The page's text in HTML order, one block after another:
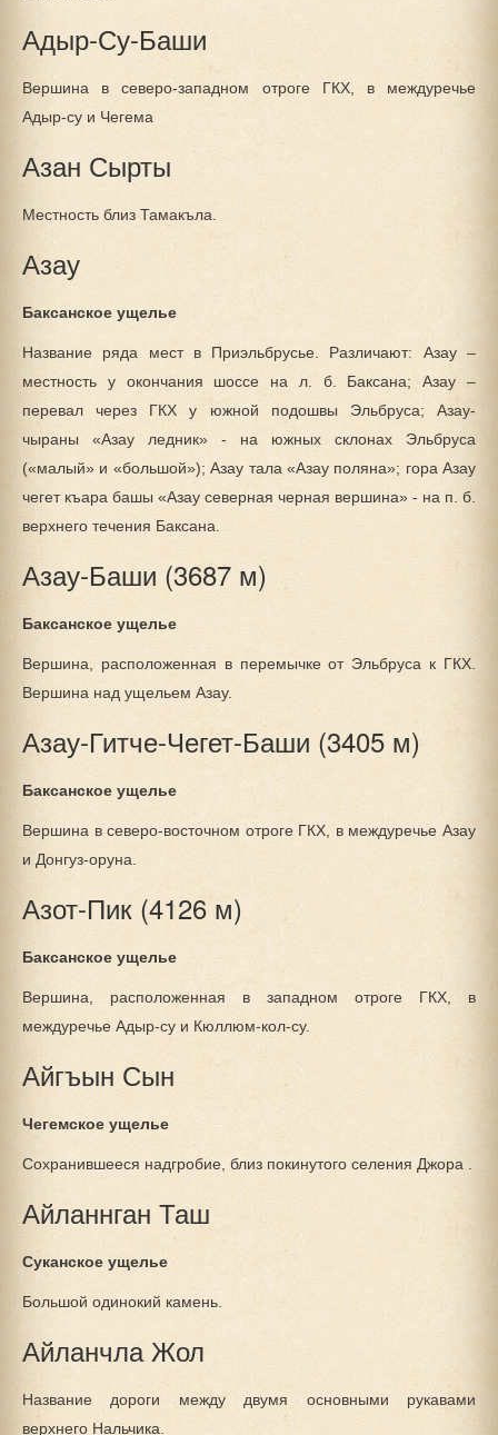
Адыр-Су-Баши
Вершина в северо-западном отроге ГКХ, в междуречье
Адыр-су и Чегема
Азан Сырты
Местность близ Тамакъла.
Азау
Баксанское ущелье
Название ряда мест в Приэльбрусье. Различают: Азау –
местность у окончания шоссе на л. б. Баксана; Азау –
перевал через ГКХ у южной подошвы Эльбруса; Азау-
чыраны «Азау ледник» - на южных склонах Эльбруса
(«малый» и «большой»); Азау тала «Азау поляна»; гора Азау
чегет къара башы «Азау северная черная вершина» - на п. б.
верхнего течения Баксана.
Азау-Баши (3687 м)
Баксанское ущелье
Вершина, расположенная в перемычке от Эльбруса к ГКХ.
Вершина над ущельем Азау.
Азау-Гитче-Чегет-Баши (3405 м)
Баксанское ущелье
Вершина в северо-восточном отроге ГКХ, в междуречье Азау
и Донгуз-оруна.
Азот-Пик (4126 м)
Баксанское ущелье
Вершина, расположенная в западном отроге ГКХ, в
междуречье Адыр-су и Кюллюм-кол-су.
Айгъын Сын
Чегемское ущелье
Сохранившееся надгробие, близ покинутого селения Джора .
Айланнган Таш
Суканское ущелье
Большой одинокий камень.
Айланчла Жол
Название дороги между двумя основными рукавами
верхнего Нальчика.